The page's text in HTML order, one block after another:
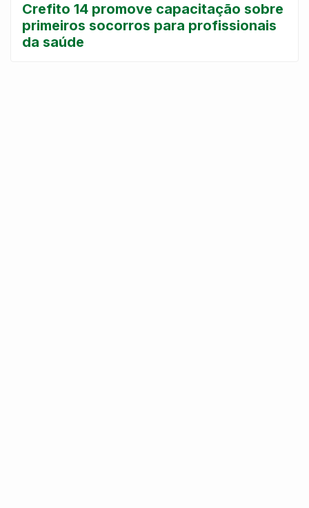
Crefito 14 promove capacitação sobre
primeiros socorros para profissionais
da saúde